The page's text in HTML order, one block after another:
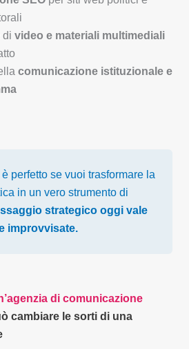
di video e materiali multimediali
comunicazione istituzionale e
perfetto se vuoi trasformare la
in un vero strumento di
strategico oggi vale
improvvisate.
di comunicazione
cambiare le sorti di una